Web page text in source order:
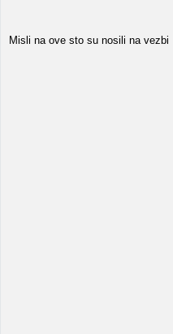
Misli na ove sto su nosili na vezbi